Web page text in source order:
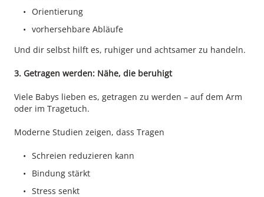
Orientierung
vorhersehbare Abläufe
Und dir selbst hilft es, ruhiger und achtsamer zu handeln.
3. Getragen werden: Nähe, die beruhigt
Viele Babys lieben es, getragen zu werden – auf dem Arm
oder im Tragetuch.
Moderne Studien zeigen, dass Tragen
Schreien reduzieren kann
Bindung stärkt
Stress senkt